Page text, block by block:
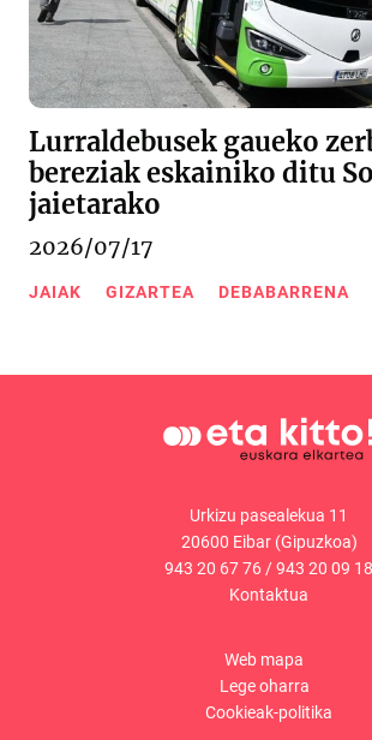
Lurraldebusek gaueko
bereziak eskainiko ditu
jaietarako
2026/07/17
JAIAK GIZARTEA DEBABARRENA
Urkizu pasealekua 11
20600 Eibar (Gipuzkoa)
943 20 67 76/943 20 09 18
Kontaktua
Web mapa
Lege oharra
Cookieak-politika